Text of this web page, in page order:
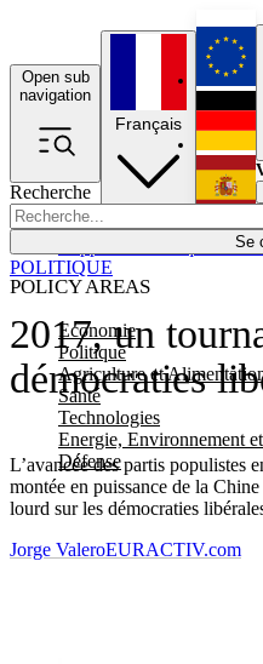
Open sub
navigation
Recherche
Se
POLICY AREAS
Economie
Politique
Agriculture et
Santé
Technologies
Energie, Environnement
Défense
Français
2017, un
démocraties
L’avancée des partis populistes
montée en puissance de la
lourd sur les démocraties
POLITIQUE
Jorge ValeroEURACTIV.com